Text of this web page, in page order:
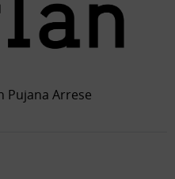
Pujana Arrese